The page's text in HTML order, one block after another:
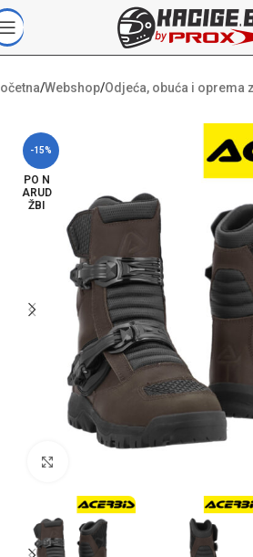
/Webshop/Odjeća, obuća i oprema
-15%
PO N
ARUD
ŽBI